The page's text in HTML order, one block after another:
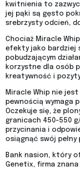
kwitnienia to
jej pąki są gęsto
srebrzysty odcień,
Chociaż Miracle
efekty jako bardziej
pobudzającym
korzystne dla osób
kreatywność i
Miracle Whip nie
pewnością wymaga
Oczekuje się, że
granicach 450-550
przycinania i
osiągnąć swój pełny
Bank nasion, który
Genetix, firma